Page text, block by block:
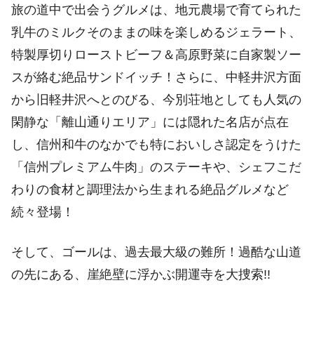
旅の道中で出会うグルメは、地元農場で育てられた
乳牛のミルクそのままの味を楽しめるジェラート、
特製厚切りローストビーフ＆高原野菜に自家製ソー
スが絡む絶品サンドイッチ！さらに、中軽井沢方面
から旧軽井沢へとのびる、今別荘地としても人気の
閑静な「離山通りエリア」には隠れた名店が点在
し、信州和牛のなかでも特においしさ認定をうけた
「信州プレミアム牛肉」のステーキや、シェフこだ
わりの食材と調理法から生まれる絶品グルメなど
続々登場！
そして、ゴールは、過去最大級の難所！過酷な山道
の先にある、崖絶壁に浮かぶ開運寺を大捜索!!